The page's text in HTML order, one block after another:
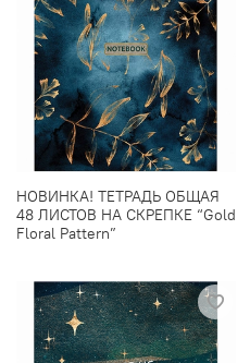
НОВИНКА! ТЕТРАДЬ ОБЩАЯ
48 ЛИСТОВ НА СКРЕПКЕ “Gold
Floral Pattern”